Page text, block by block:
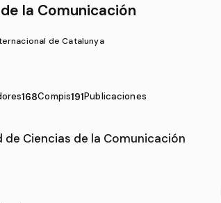
la Comunicación
de Catalunya
168Compis191Publicaciones
Ciencias de la Comunicación
de Ciencias de la Comunicación